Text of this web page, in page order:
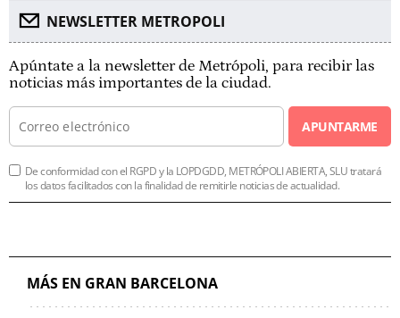
NEWSLETTER METROPOLI
Apúntate a la newsletter de Metrópoli, para recibir las
noticias más importantes de la ciudad.
APUNTARME
De conformidad con el RGPD y la LOPDGDD, METRÓPOLI ABIERTA, SLU tratará
los datos facilitados con la finalidad de remitirle noticias de actualidad.
MÁS EN GRAN BARCELONA